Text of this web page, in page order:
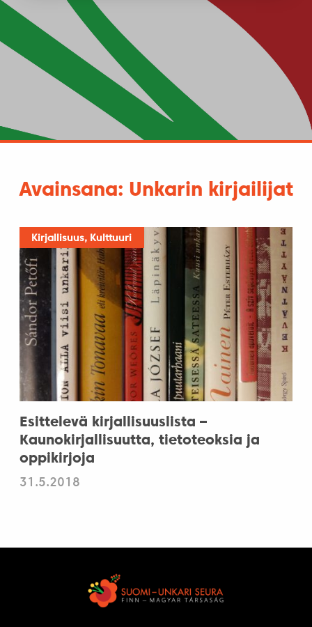
Avainsana: Unkarin kirjailijat
Kirjallisuus, Kulttuuri
Esittelevä kirjallisuuslista –
Kaunokirjallisuutta, tietoteoksia ja
oppikirjoja
31.5.2018